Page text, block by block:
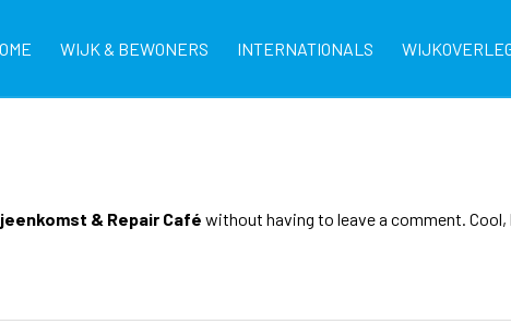
WIJK & BEWONERS INTERNATIONALS
& Repair Café without having to leave a comment.